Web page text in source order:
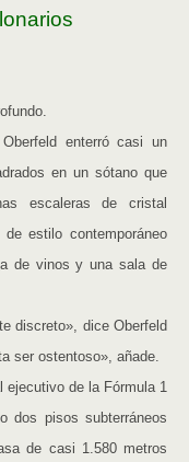
enterró casi un
en un sótano que
escaleras de cristal
estilo contemporáneo
de vinos y una sala de
discreto», dice Oberfeld
ser ostentoso», añade.
ejecutivo de la Fórmula 1
dos pisos subterráneos
de casi 1.580 metros